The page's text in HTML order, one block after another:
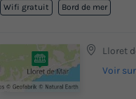
Wifi gratuit Bord de mer
Lloret
Voir